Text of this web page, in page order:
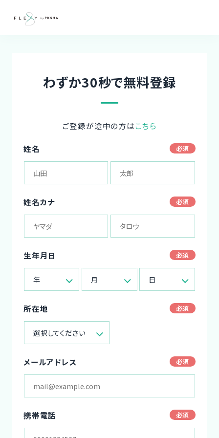
わずか30秒で無料登録
ご登録が途中の方はこちら
姓名
姓名カナ
生年月日
年 月 日
所在地
選択してください
メールアドレス
携帯電話